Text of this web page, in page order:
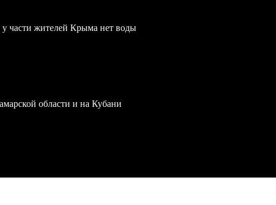
части жителей Крыма нет воды
области и на Кубани